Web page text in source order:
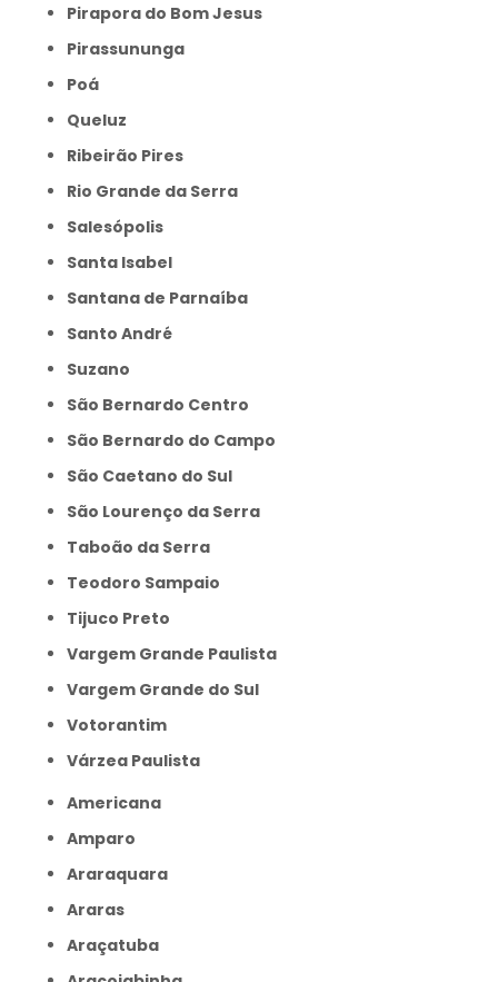
Pirapora do Bom Jesus
Pirassununga
Poá
Queluz
Ribeirão Pires
Rio Grande da Serra
Salesópolis
Santa Isabel
Santana de Parnaíba
Santo André
Suzano
São Bernardo Centro
São Bernardo do Campo
São Caetano do Sul
São Lourenço da Serra
Taboão da Serra
Teodoro Sampaio
Tijuco Preto
Vargem Grande Paulista
Vargem Grande do Sul
Votorantim
Várzea Paulista
Americana
Amparo
Araraquara
Araras
Araçatuba